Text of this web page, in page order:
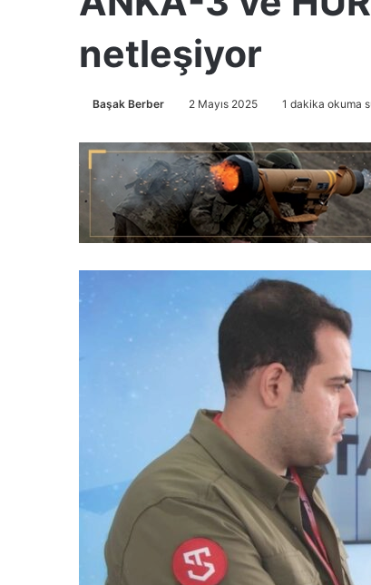
netleşiyor
Başak Berber 2 Mayıs 2025 1 dakika okuma